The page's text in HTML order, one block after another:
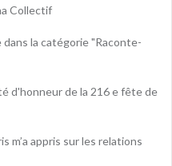
Collectif
dans la catégorie "Raconte-
d'honneur de la 216 e fête de
m’a appris sur les relations